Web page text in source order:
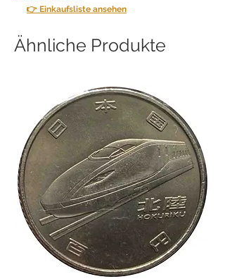
👉 Einkaufsliste ansehen
Ähnliche Produkte